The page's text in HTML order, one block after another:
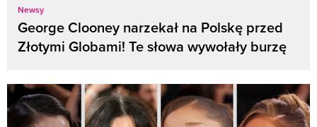
Newsy
George Clooney narzekał na Polskę przed
Złotymi Globami! Te słowa wywołały burzę